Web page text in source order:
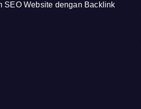
SEO Website dengan Backlink